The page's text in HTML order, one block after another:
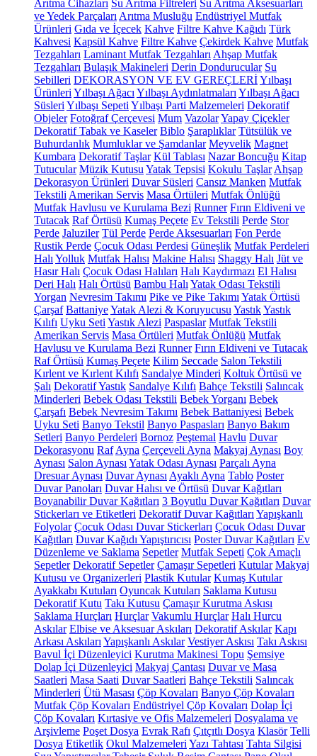
Arıtma Cihazları Su Arıtma Filtreleri Su Arıtma Aksesuarları
ve Yedek Parçaları Arıtma Musluğu Endüstriyel Mutfak
Ürünleri Gıda ve İçecek Kahve Filtre Kahve Kağıdı Türk
Kahvesi Kapsül Kahve Filtre Kahve Çekirdek Kahve Mutfak
Tezgahları Laminant Mutfak Tezgahları Ahşap Mutfak
Tezgahları Bulaşık Makineleri Derin Dondurucular Su
Sebilleri DEKORASYON VE EV GEREÇLERİYılbaşı
Ürünleri Yılbaşı Ağacı Yılbaşı Aydınlatmaları Yılbaşı Ağacı
Süsleri Yılbaşı Sepeti Yılbaşı Parti Malzemeleri Dekoratif
Objeler Fotoğraf Çerçevesi Mum VazolarYapay Çiçekler
Dekoratif Tabak ve Kaseler Biblo Şaraplıklar Tütsülük ve
Buhurdanlık Mumluklar ve Şamdanlar Meyvelik Magnet
Kumbara Dekoratif Taşlar Kül Tablası Nazar Boncuğu Kitap
Tutucular Müzik Kutusu Yatak Tepsisi Kokulu Taşlar Ahşap
Dekorasyon Ürünleri Duvar Süsleri Cansız Manken Mutfak
Tekstili Amerikan Servis Masa Örtüleri Mutfak Önlüğü
Mutfak Havlusu ve Kurulama Bezi Runner Fırın Eldiveni ve
Tutacak Raf Örtüsü Kumaş Peçete Ev Tekstili Perde Stor
Perde Jaluziler Tül Perde Perde Aksesuarları Fon Perde
Rustik Perde Çocuk Odası Perdesi Güneşlik Mutfak Perdeleri
Halı Yolluk Mutfak Halısı Makine Halısı Shaggy Halı Jüt ve
Hasır Halı Çocuk Odası Halıları Halı Kaydırmazı El Halısı
Deri Halı Halı Örtüsü Bambu Halı Yatak Odası Tekstili
Yorgan Nevresim Takımı Pike ve Pike Takımı Yatak Örtüsü
Çarşaf BattaniyeYatak Alezi & Koruyucusu YastıkYastık
Kılıfı Uyku Seti Yastık Alezi Paspaslar Mutfak Tekstili
Amerikan Servis Masa Örtüleri Mutfak Önlüğü Mutfak
Havlusu ve Kurulama Bezi Runner Fırın Eldiveni ve Tutacak
Raf Örtüsü Kumaş Peçete Kilim Seccade Salon Tekstili
Kırlent ve Kırlent Kılıfı Sandalye Minderi Koltuk Örtüsü ve
Şalı Dekoratif Yastık Sandalye Kılıfı Bahçe Tekstili Salıncak
Minderleri Bebek Odası Tekstili Bebek Yorganı Bebek
Çarşafı Bebek Nevresim Takımı Bebek Battaniyesi Bebek
Uyku Seti Banyo Tekstil Banyo Paspasları Banyo Bakım
Setleri Banyo Perdeleri Bornoz Peştemal Havlu Duvar
Dekorasyonu Raf Ayna Çerçeveli Ayna Makyaj Aynası Boy
Aynası Salon Aynası Yatak Odası Aynası Parçalı Ayna
Dresuar Aynası Duvar Aynası Ayaklı Ayna Tablo Poster
Duvar Panoları Duvar Halısı ve Örtüsü Duvar Kağıtları
Boyanabilir Duvar Kağıtları 3 Boyutlu Duvar Kağıtları Duvar
Stickerları ve Etiketleri Dekoratif Duvar Kağıtları Yapışkanlı
Folyolar Çocuk Odası Duvar Stickerları Çocuk Odası Duvar
Kağıtları Duvar Kağıdı Yapıştırıcısı Poster Duvar Kağıtları Ev
Düzenleme ve Saklama Sepetler Mutfak Sepeti Çok Amaçlı
Sepetler Dekoratif Sepetler Çamaşır Sepetleri Kutular Makyaj
Kutusu ve Organizerleri Plastik Kutular Kumaş Kutular
Ayakkabı Kutuları Oyuncak Kutuları Saklama Kutusu
Dekoratif Kutu Takı Kutusu Çamaşır Kurutma Askısı
Saklama Hurçları Hurçlar Vakumlu Hurçlar Halı Hurcu
Askılar Elbise ve Aksesuar Askıları Dekoratif Askılar Kapı
Arkası Askıları Yapışkanlı Askılar Vestiyer Askısı Takı Askısı
Bavul İçi Düzenleyici Kurutma Makinesi Topu Şemsiye
Dolap İçi Düzenleyici Makyaj Çantası Duvar ve Masa
Saatleri Masa Saati Duvar Saatleri Bahçe Tekstili Salıncak
Minderleri Ütü Masası Çöp Kovaları Banyo Çöp Kovaları
Mutfak Çöp Kovaları Endüstriyel Çöp Kovaları Dolap İçi
Çöp Kovaları Kırtasiye ve Ofis Malzemeleri Dosyalama ve
Arşivleme Poşet Dosya Evrak Rafı Çıtçıtlı Dosya Klasör Telli
Dosya Etiketlik Okul Malzemeleri Yazı Tahtası Tahta Silgisi